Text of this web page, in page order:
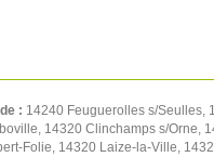
: 14240 Feuguerolles s/Seulles,
14320 Clinchamps s/
Folie, 14320 Laize-la-Ville,